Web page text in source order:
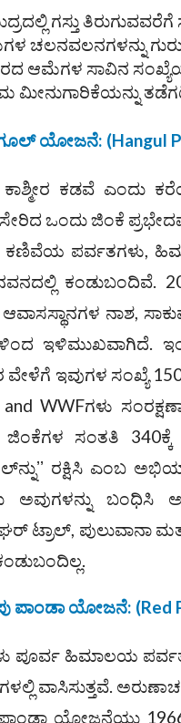
ಗಸ್ತು
ಚಲನವಲನಗಳನ್ನು
ಆಮೆಗಳ ಸಾವಿನ
ಮೀನುಗಾರಿಕೆಯನ್ನು
ಯೋಜನೆ: (Hangul
ಕಾಶ್ಮೀರ ಕಡವೆ ಎಂದು
ಒಂದು ಜಿಂಕೆ
ಕಣಿವೆಯ ಪರ್ವತಗಳು,
ಕಂಡುಬಂದಿವೆ.
ನಾಶ,
ಇಳಿಮುಖವಾಗಿದೆ.
ವೇಳೆಗೆ ಇವುಗಳ ಸಂಖ್ಯೆ
and WWFಗಳು
ಸಂತತಿ 340ಕ್ಕೆ
ರಕ್ಷಿಸಿ ಎಂಬ
ಅವುಗಳನ್ನು ಬಂಧಿಸಿ
ಟ್ರಾಲ್‌, ಪುಲುವಾನಾ
ಪಾಂಡಾ ಯೋಜನೆ: (Red
ಪೂರ್ವ ಹಿಮಾಲಯ
ವಾಸಿಸುತ್ತವೆ.
ಯೋಜನೆಯು